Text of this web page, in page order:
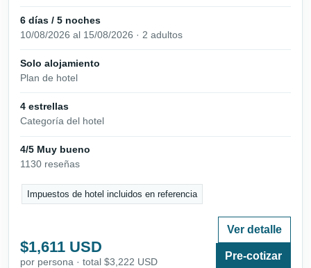
6 días / 5 noches
10/08/2026 al 15/08/2026 · 2 adultos
Solo alojamiento
Plan de hotel
4 estrellas
Categoría del hotel
4/5 Muy bueno
1130 reseñas
Impuestos de hotel incluidos en referencia
$1,611 USD
por persona · total $3,222 USD
Ver detalle
Pre-cotizar